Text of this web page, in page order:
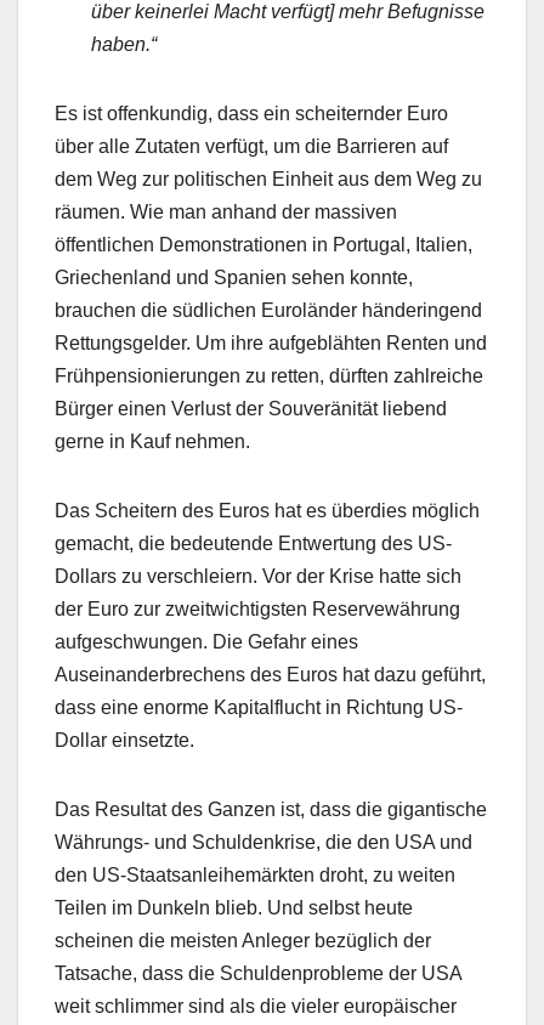
über keinerlei Macht verfügt] mehr Befugnisse
haben.“
Es ist offenkundig, dass ein scheiternder Euro
über alle Zutaten verfügt, um die Barrieren auf
dem Weg zur politischen Einheit aus dem Weg zu
räumen. Wie man anhand der massiven
öffentlichen Demonstrationen in Portugal, Italien,
Griechenland und Spanien sehen konnte,
brauchen die südlichen Euroländer händeringend
Rettungsgelder. Um ihre aufgeblähten Renten und
Frühpensionierungen zu retten, dürften zahlreiche
Bürger einen Verlust der Souveränität liebend
gerne in Kauf nehmen.
Das Scheitern des Euros hat es überdies möglich
gemacht, die bedeutende Entwertung des US-
Dollars zu verschleiern. Vor der Krise hatte sich
der Euro zur zweitwichtigsten Reservewährung
aufgeschwungen. Die Gefahr eines
Auseinanderbrechens des Euros hat dazu geführt,
dass eine enorme Kapitalflucht in Richtung US-
Dollar einsetzte.
Das Resultat des Ganzen ist, dass die gigantische
Währungs- und Schuldenkrise, die den USA und
den US-Staatsanleihemärkten droht, zu weiten
Teilen im Dunkeln blieb. Und selbst heute
scheinen die meisten Anleger bezüglich der
Tatsache, dass die Schuldenprobleme der USA
weit schlimmer sind als die vieler europäischer